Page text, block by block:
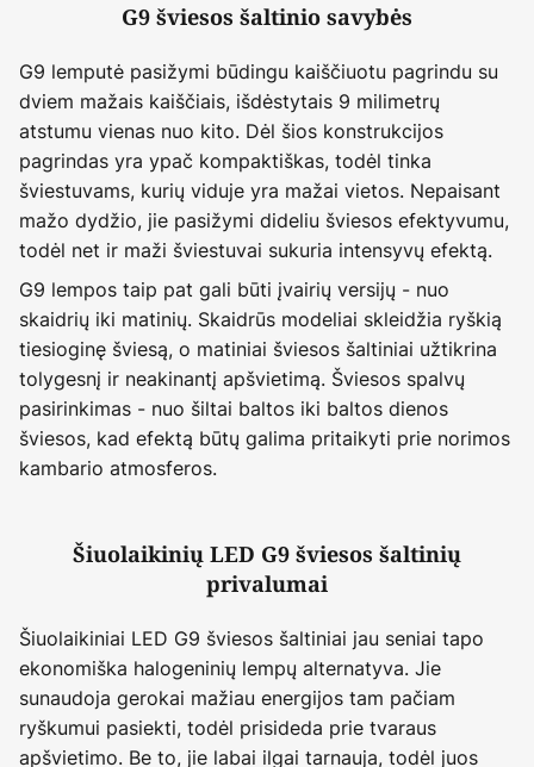
G9 šviesos šaltinio savybės
G9 lemputė pasižymi būdingu kaiščiuotu pagrindu su
dviem mažais kaiščiais, išdėstytais 9 milimetrų
atstumu vienas nuo kito. Dėl šios konstrukcijos
pagrindas yra ypač kompaktiškas, todėl tinka
šviestuvams, kurių viduje yra mažai vietos. Nepaisant
mažo dydžio, jie pasižymi dideliu šviesos efektyvumu,
todėl net ir maži šviestuvai sukuria intensyvų efektą.
G9 lempos taip pat gali būti įvairių versijų - nuo
skaidrių iki matinių. Skaidrūs modeliai skleidžia ryškią
tiesioginę šviesą, o matiniai šviesos šaltiniai užtikrina
tolygesnį ir neakinantį apšvietimą. Šviesos spalvų
pasirinkimas - nuo šiltai baltos iki baltos dienos
šviesos, kad efektą būtų galima pritaikyti prie norimos
kambario atmosferos.
Šiuolaikinių LED G9 šviesos šaltinių
privalumai
Šiuolaikiniai LED G9 šviesos šaltiniai jau seniai tapo
ekonomiška halogeninių lempų alternatyva. Jie
sunaudoja gerokai mažiau energijos tam pačiam
ryškumui pasiekti, todėl prisideda prie tvaraus
apšvietimo. Be to, jie labai ilgai tarnauja, todėl juos